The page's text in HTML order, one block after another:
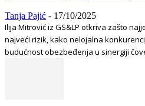
Tanja Pajić - 17/10/2025
Ilija Mitrović iz GS&LP otkriva zašto
najveći rizik, kako nelojalna
budućnost obezbeđenja u sinergiji